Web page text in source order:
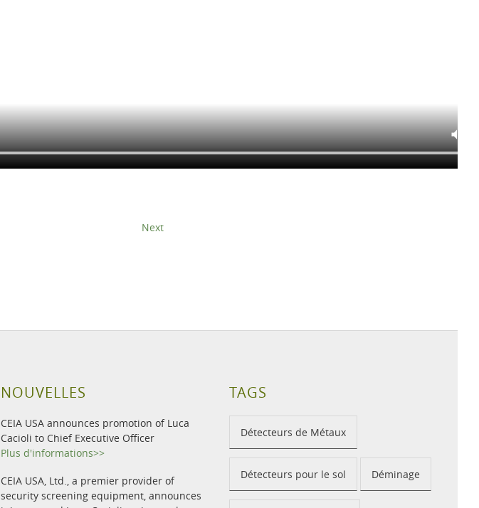
Next
NOUVELLES
CEIA USA announces promotion of Luca
Cacioli to Chief Executive Officer
Plus d'informations>>
CEIA USA, Ltd., a premier provider of
security screening equipment, announces
TAGS
Détecteurs de Métaux
Détecteurs pour le sol Déminage